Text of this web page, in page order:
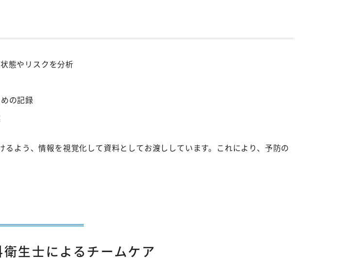
態やリスクを分析
の記録
よう、情報を視覚化して資料としてお渡ししています。これにより、予防の
生士によるチームケア